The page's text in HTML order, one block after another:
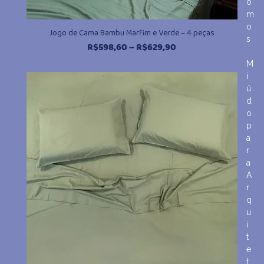
Jogo de Cama Bambu Marfim e Verde – 4 peças
R$598,60–R$629,90
preço:
através
m
o
s
M
i
ü
d
o
p
a
r
a
A
r
q
u
i
t
e
t